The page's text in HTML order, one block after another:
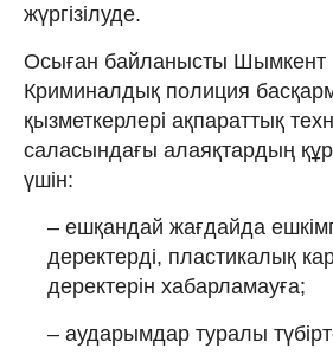
жүргізілуде.
Осыған байланысты
Криминалдық полиция
қызметкерлері ақпараттық
саласындағы алаяқтардың
үшін:
– ешқандай жағдайда
деректерді, пластикалық
деректерін хабарламауға;
– аударымдар туралы